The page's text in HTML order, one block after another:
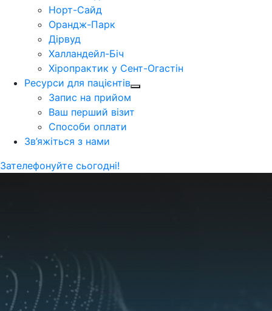
Норт-Сайд
Орандж-Парк
Дірвуд
Халландейл-Біч
Хіропрактик у Сент-Огастін
Ресурси для пацієнтів
Запис на прийом
Ваш перший візит
Способи оплати
Зв’яжіться з нами
Зателефонуйте сьогодні!